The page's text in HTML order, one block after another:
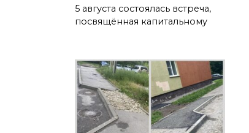
5 августа состоялась встреча,
посвящённая капитальному